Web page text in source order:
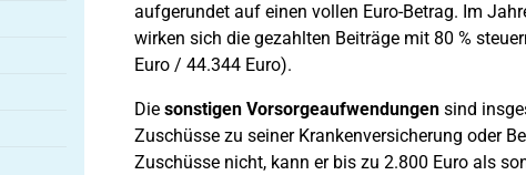
aufgerundet auf einen vollen Euro-Betrag. Im
wirken sich die gezahlten Beiträge mit 80 %
Euro / 44.344 Euro).
Die sonstigen Vorsorgeaufwendungensind
Zuschüsse zu seiner Krankenversicherung oder
Zuschüsse nicht, kann er bis zu 2.800 Euro als